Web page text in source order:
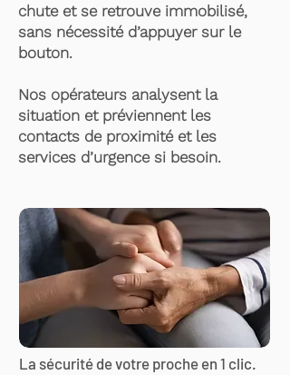
chute et se retrouve immobilisé,
sans nécessité d’appuyer sur le
bouton.
Nos opérateurs analysent la
situation et préviennent les
contacts de proximité et les
services d’urgence si besoin.
La sécurité de votre proche en 1 clic.